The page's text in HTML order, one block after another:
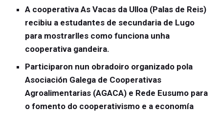
A cooperativa As Vacas da Ulloa (Palas de Reis)
recibiu a estudantes de secundaria de Lugo
para mostrarlles como funciona unha
cooperativa gandeira.
Participaron nun obradoiro organizado pola
Asociación Galega de Cooperativas
Agroalimentarias (AGACA) e Rede Eusumo para
o fomento do cooperativismo e a economía